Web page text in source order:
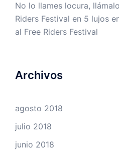
No lo llames locura,
Riders Festival en 5 lujos
al Free Riders Festival
Archivos
agosto 2018
julio 2018
junio 2018